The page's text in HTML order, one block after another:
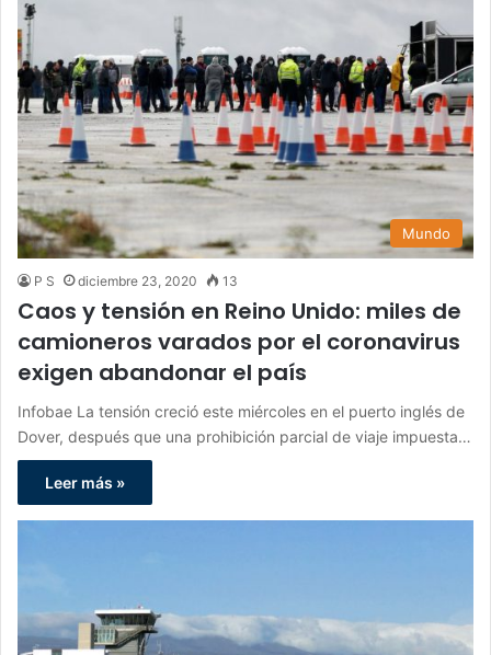
Mundo
P S diciembre 23, 2020 13
Caos y tensión en Reino Unido: miles de
camioneros varados por el coronavirus
exigen abandonar el país
Infobae La tensión creció este miércoles en el puerto inglés de
Dover, después que una prohibición parcial de viaje impuesta…
Leer más »